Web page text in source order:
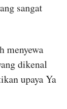
sangat
menyewa
dikenal
upaya Ya